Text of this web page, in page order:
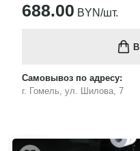
688.00 BYN/шт.
Самовывоз по адресу:
г. Гомель, ул. Шилова, 7